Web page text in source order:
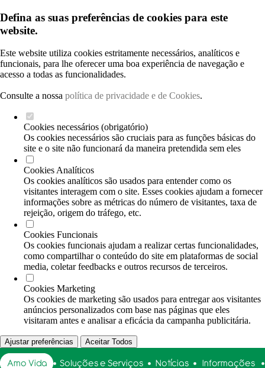
Defina as suas preferências de cookies para este
website.
Este website utiliza cookies estritamente necessários, analíticos e
funcionais, para lhe oferecer uma boa experiência de navegação e
acesso a todas as funcionalidades.
Consulte a nossa política de privacidade e de Cookies.
Cookies necessários (obrigatório)
Os cookies necessários são cruciais para as funções básicas do
site e o site não funcionará da maneira pretendida sem eles
Cookies Analíticos
Os cookies analíticos são usados para entender como os
visitantes interagem com o site. Esses cookies ajudam a fornecer
informações sobre as métricas do número de visitantes, taxa de
rejeição, origem do tráfego, etc.
Cookies Funcionais
Os cookies funcionais ajudam a realizar certas funcionalidades,
como compartilhar o conteúdo do site em plataformas de social
media, coletar feedbacks e outros recursos de terceiros.
Cookies Marketing
Os cookies de marketing são usados para entregar aos visitantes
anúncios personalizados com base nas páginas que eles
visitaram antes e analisar a eficácia da campanha publicitária.
Ajustar preferências Aceitar Todos